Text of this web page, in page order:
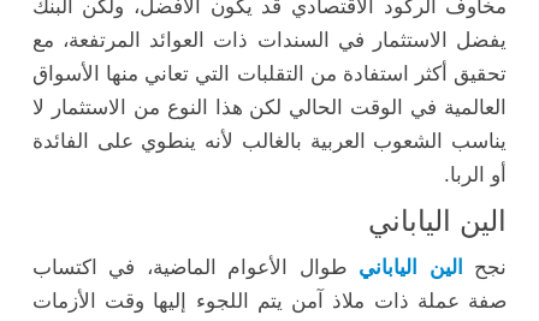
مخاوف الركود الاقتصادي قد يكون الأفضل، ولكن البنك
يفضل الاستثمار في السندات ذات العوائد المرتفعة، مع
تحقيق أكثر استفادة من التقلبات التي تعاني منها الأسواق
العالمية في الوقت الحالي لكن هذا النوع من الاستثمار لا
يناسب الشعوب العربية بالغالب لأنه ينطوي على الفائدة
أو الربا.
الين الياباني
نجح الين الياباني طوال الأعوام الماضية، في اكتساب
صفة عملة ذات ملاذ آمن يتم اللجوء إليها وقت الأزمات